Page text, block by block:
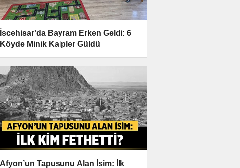
İscehisar'da Bayram Erken Geldi: 6
Köyde Minik Kalpler Güldü
Afyon’un Tapusunu Alan İsim: İlk